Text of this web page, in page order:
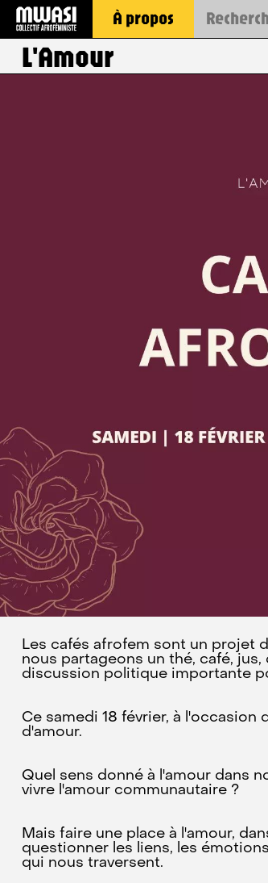
À propos
L'Amour
Les cafés afrofem sont un projet
nous partageons un thé, café,
discussion politique importante
Ce samedi 18 février, à l'occasion
d'amour.
Quel sens donné à l'amour dans
vivre l'amour communautaire ?
Mais faire une place à l'amour,
questionner les liens, les
qui nous traversent.